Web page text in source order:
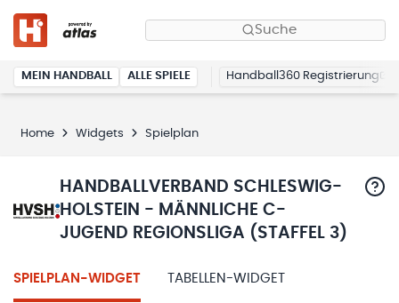
Suche
MEIN HANDBALL ALLE SPIELE Handball360 Registrierung
Home Widgets Spielplan
HANDBALLVERBAND SCHLESWIG-
HOLSTEIN - MÄNNLICHE C-
JUGEND REGIONSLIGA (STAFFEL 3)
SPIELPLAN-WIDGET TABELLEN-WIDGET